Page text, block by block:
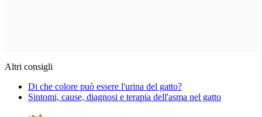
Altri consigli
Di che colore può essere l'urina del gatto?
Sintomi, cause, diagnosi e terapia dell'asma nel gatto